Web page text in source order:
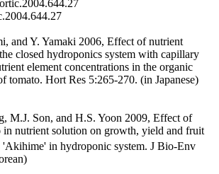
and Y. Yamaki 2006, Effect of nutrient
closed hydroponics system with capillary
element concentrations in the organic
tomato. Hort Res 5:265-270. (in Japanese)
M.J. Son, and H.S. Yoon 2009, Effect of
in nutrient solution on growth, yield and fruit
in hydroponic system. J Bio-Env